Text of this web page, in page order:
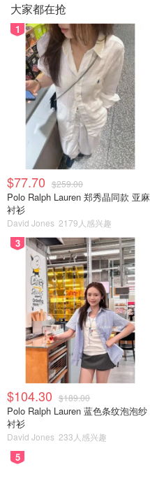
大家都在抢
1
$77.70 $259.00
Polo Ralph Lauren 郑秀晶同款 亚麻
衬衫
David Jones 2179人感兴趣
3
$104.30 $189.00
Polo Ralph Lauren 蓝色条纹泡泡纱
衬衫
David Jones 233人感兴趣
5